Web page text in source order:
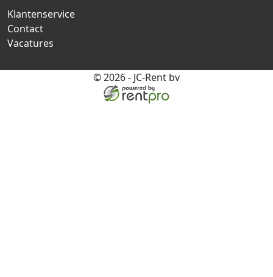
Klantenservice
Contact
Vacatures
© 2026 - JC-Rent bv